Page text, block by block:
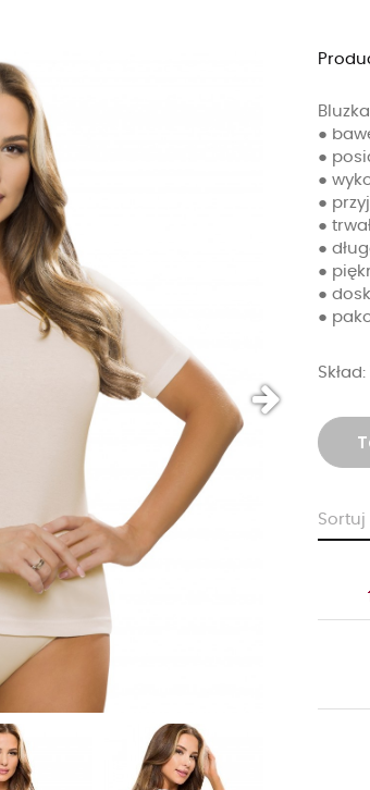
●
●
●
●
●
●
●
●
●
Sortuj